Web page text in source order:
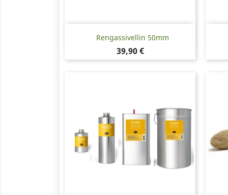
Rengassivellin 50mm
Hinta
39,90 €
Pikakatselu